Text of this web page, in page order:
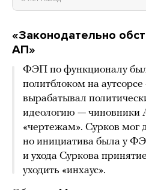
«Законодательно
АП»
ФЭП по функционалу
политблоком на
вырабатывал
идеологию — чиновники
«чертежам». Сурков мог
но инициатива была у
и ухода Суркова
уходить «инхаус».